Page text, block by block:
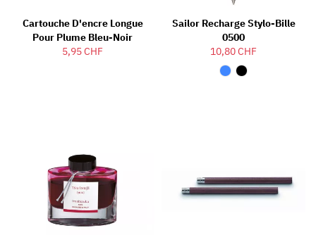
Cartouche D'encre Longue
Pour Plume Bleu-Noir
5,95 CHF
Sailor Recharge Stylo-Bille
0500
10,80 CHF